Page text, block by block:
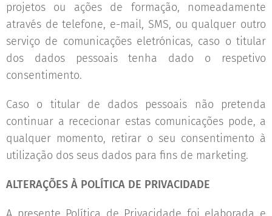
projetos ou ações de formação, nomeadamente
através de telefone, e-mail, SMS, ou qualquer outro
serviço de comunicações eletrónicas, caso o titular
dos dados pessoais tenha dado o respetivo
consentimento.
Caso o titular de dados pessoais não pretenda
continuar a rececionar estas comunicações pode, a
qualquer momento, retirar o seu consentimento à
utilização dos seus dados para fins de marketing.
ALTERAÇÕES À POLÍTICA DE PRIVACIDADE